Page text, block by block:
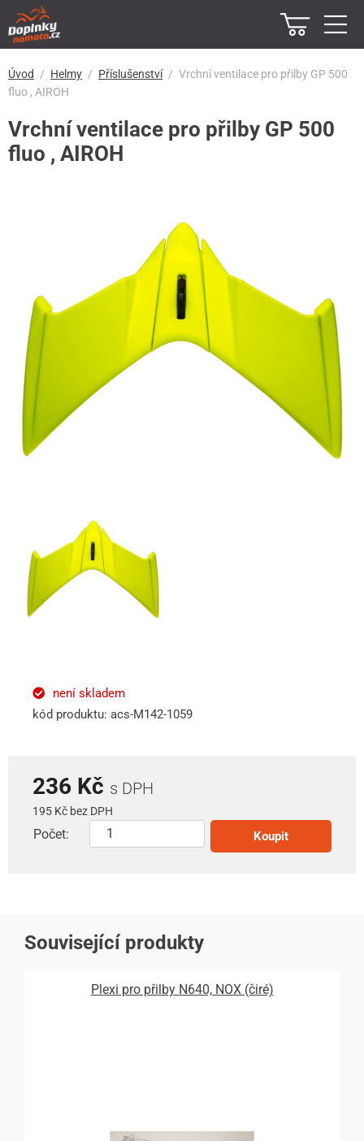
Úvod Helmy Příslušenství
Vrchní ventilace pro přilby GP 500
fluo , AIROH
Vrchní ventilace pro přilby GP 500
fluo , AIROH
není skladem
kód produktu: acs-M142-1059
236 Kč s DPH
195 Kč bez DPH
Počet: Koupit
Související produkty
Plexi pro přilby N640, NOX (čiré)